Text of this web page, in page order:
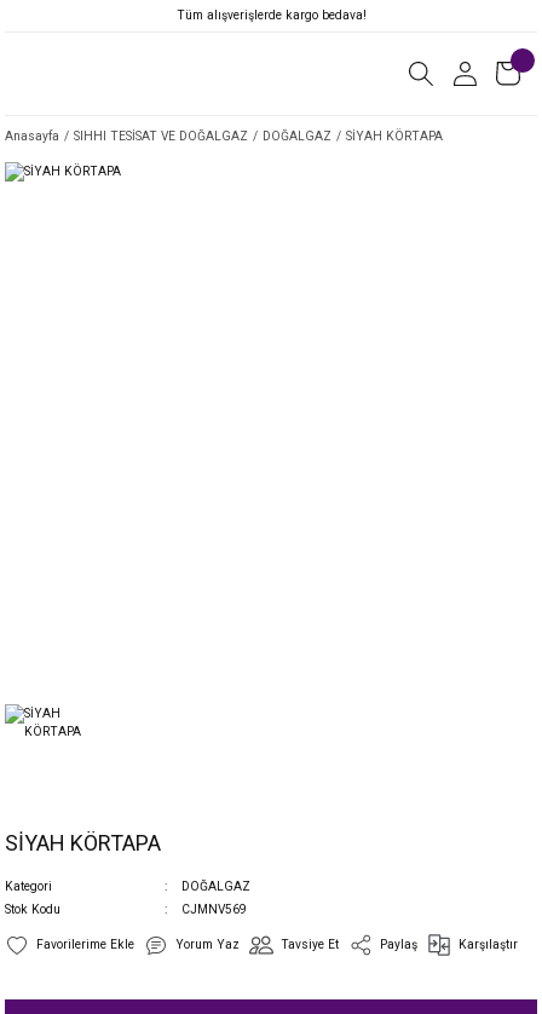
Tüm alışverişlerde kargo bedava!
Anasayfa SIHHI TESİSAT VE DOĞALGAZ DOĞALGAZ SİYAH KÖRTAPA
SİYAH KÖRTAPA
Kategori
DOĞALGAZ
Stok Kodu
CJMNV569
Yorum Yaz Tavsiye Et Paylaş Karşılaştır